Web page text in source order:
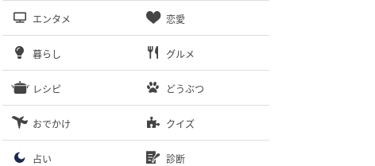
エンタメ 恋愛
暮らし グルメ
レシピ どうぶつ
おでかけ クイズ
占い 診断